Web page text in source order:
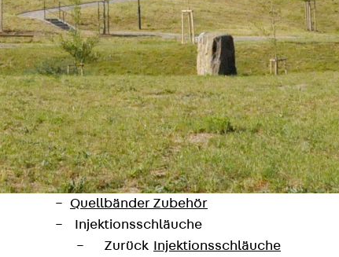
Zurück Rohrdurchführungen
PENTAFLEX® Transwand
PENTAFLEX® Futterrohr
PENTAFLEX® Bodendurchführung
PENTAFLEX® Bodenablauf
Rohrdurchführungen Zubehör
Quellbänder
Zurück Quellbänder
SWELLFLEX®
Quellbänder Zubehör
Injektionsschläuche
Zurück Injektionsschläuche